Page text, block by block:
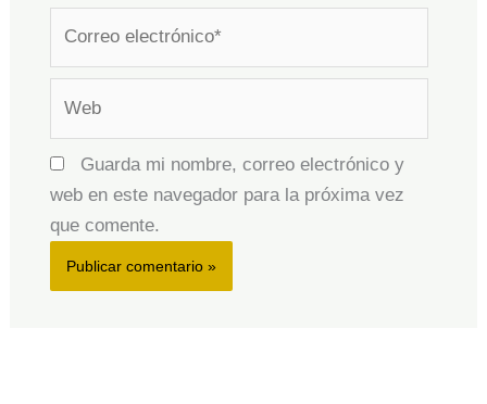
Guarda mi nombre, correo electrónico y
web en este navegador para la próxima vez
que comente.